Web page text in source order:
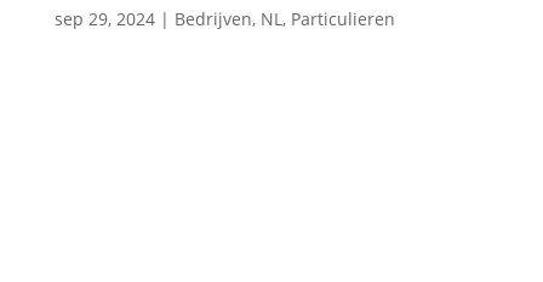
sep 29, 2024| Bedrijven, NL, Particulieren